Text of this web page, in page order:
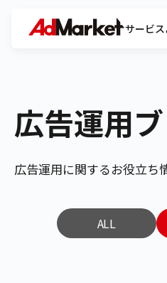
サービス
広告運用
広告運用に関するお役立ち
ALL